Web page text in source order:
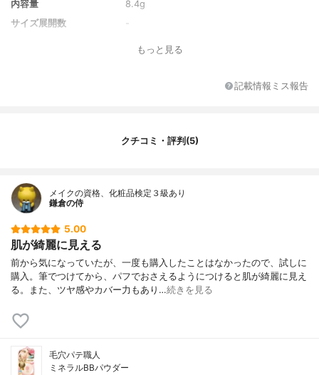
内容量
8.4g
サイズ展開数
2018/08/07
リメチロールヘキシルラクトン）クロスポ
ミドＮＰ、 スクワラン、 アーチチョーク葉
エキス、 （ジメチコン／ビニルジメチコ
ン）クロスポリマー、 （ビニルジメチコン
クチルドデシル／フィトステリル／ベヘニ
もっと見る
記載情報ミス報告
クチコミ・評判(5)
メイクの資格、化粧品検定３級あり
鎌倉の侍
5.00
肌が綺麗に見える
前から気になっていたが、一度も購入したことはなかったので、試しに
購入。筆でつけてから、パフでおさえるようにつけると肌が綺麗に見え
る。また、ツヤ感やカバー力もあり…続きを見る
毛穴パテ職人
ミネラルBBパウダー